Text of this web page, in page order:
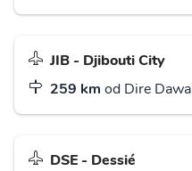
JIB - Djibouti City
259 km od Dire Dawa
DSE - Dessié